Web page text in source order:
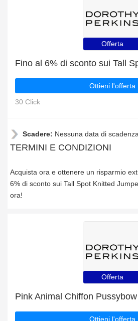
Offerta
Ottieni l'offerta
30 Click
Scadere: Nessuna data di scadenza
TERMINI E CONDIZIONI
Acquista ora e ottenere un risparmio
6% di sconto sui Tall Spot Knitted
ora!
Offerta
Ottieni l'offerta